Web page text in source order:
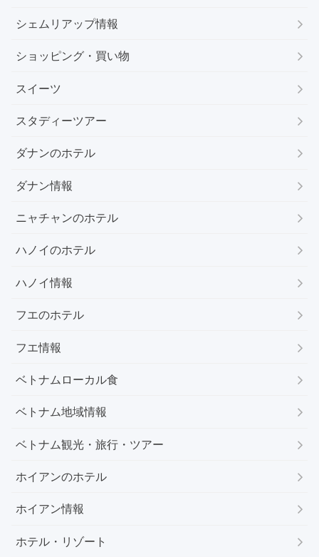
シェムリアップ情報
ショッピング・買い物
スイーツ
スタディーツアー
ダナンのホテル
ダナン情報
ニャチャンのホテル
ハノイのホテル
ハノイ情報
フエのホテル
フエ情報
ベトナムローカル食
ベトナム地域情報
ベトナム観光・旅行・ツアー
ホイアンのホテル
ホイアン情報
ホテル・リゾート